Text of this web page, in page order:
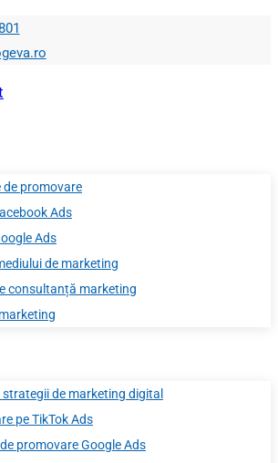
de promovare
Ads
Ads
de marketing
consultanță marketing
de marketing digital
pe TikTok Ads
promovare Google Ads